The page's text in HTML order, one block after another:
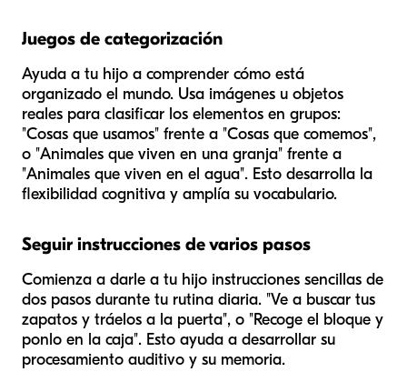
Juegos de categorización
Ayuda a tu hijo a comprender cómo está
organizado el mundo. Usa imágenes u objetos
reales para clasificar los elementos en grupos:
"Cosas que usamos" frente a "Cosas que comemos",
o "Animales que viven en una granja" frente a
"Animales que viven en el agua". Esto desarrolla la
flexibilidad cognitiva y amplía su vocabulario.
Seguir instrucciones de varios pasos
Comienza a darle a tu hijo instrucciones sencillas de
dos pasos durante tu rutina diaria. "Ve a buscar tus
zapatos y tráelos a la puerta", o "Recoge el bloque y
ponlo en la caja". Esto ayuda a desarrollar su
procesamiento auditivo y su memoria.